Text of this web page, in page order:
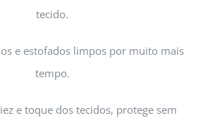
tecido.
e estofados limpos por muito mais
tempo.
e toque dos tecidos, protege sem